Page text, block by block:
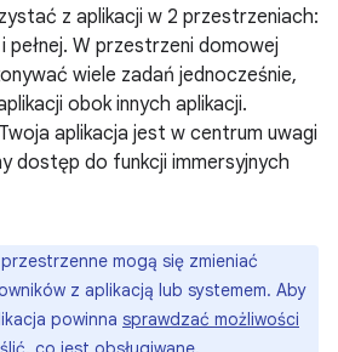
z aplikacji w 2 przestrzeniach:
W przestrzeni domowej
wiele zadań jednocześnie,
obok innych aplikacji.
aplikacja jest w centrum uwagi
dostęp do funkcji immersyjnych
mogą się zmieniać
z aplikacją lub systemem. Aby
powinna sprawdzać możliwości